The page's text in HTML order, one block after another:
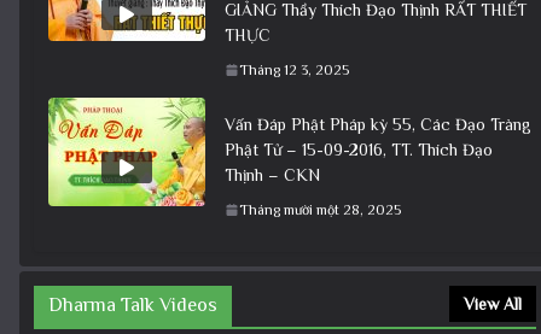
GIẢNG Thầy Thích Đạo Thịnh RẤT THIẾT
THỰC
Tháng 12 3, 2025
Vấn Đáp Phật Pháp kỳ 55, Các Đạo Tràng
Phật Tử – 15-09-2016, TT. Thích Đạo
Thịnh – CKN
Tháng mười một 28, 2025
Dharma Talk Videos View All